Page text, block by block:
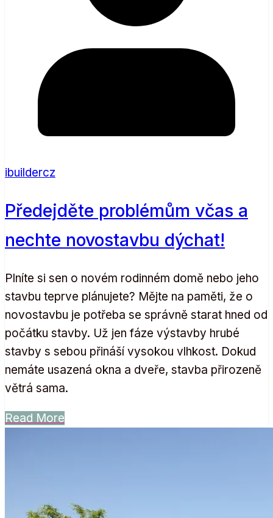
ibuildercz
Předejděte problémům včas a
nechte novostavbu dýchat!
Plníte si sen o novém rodinném domě nebo jeho
stavbu teprve plánujete? Mějte na paměti, že o
novostavbu je potřeba se správně starat hned od
počátku stavby. Už jen fáze výstavby hrubé
stavby s sebou přináší vysokou vlhkost. Dokud
nemáte usazená okna a dveře, stavba přirozeně
větrá sama.
Read More